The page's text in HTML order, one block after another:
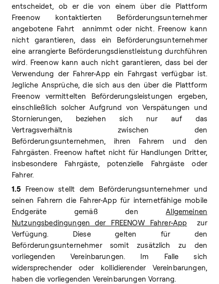
entscheidet, ob er die von einem über die Plattform
Freenow kontaktierten Beförderungsunternehmer
angebotene Fahrt annimmt oder nicht. Freenow kann
nicht garantieren, dass ein Beförderungsunternehmer
eine arrangierte Beförderungsdienstleistung durchführen
wird. Freenow kann auch nicht garantieren, dass bei der
Verwendung der Fahrer-App ein Fahrgast verfügbar ist.
Jegliche Ansprüche, die sich aus den über die Plattform
Freenow vermittelten Beförderungsleistungen ergeben,
einschließlich solcher Aufgrund von Verspätungen und
Stornierungen, beziehen sich nur auf das
Vertragsverhältnis zwischen den
Beförderungsunternehmen, ihren Fahrern und den
Fahrgästen. Freenow haftet nicht für Handlungen Dritter,
insbesondere Fahrgäste, potenzielle Fahrgäste oder
Fahrer.
1.5 Freenow stellt dem Beförderungsunternehmer und
seinen Fahrern die Fahrer-App für internetfähige mobile
Endgeräte gemäß denAllgemeinen
Nutzungsbedingungen der FREENOW Fahrer-App zur
Verfügung. Diese gelten für den
Beförderungsunternehmer somit zusätzlich zu den
vorliegenden Vereinbarungen. Im Falle sich
widersprechender oder kollidierender Vereinbarungen,
haben die vorliegenden Vereinbarungen Vorrang.